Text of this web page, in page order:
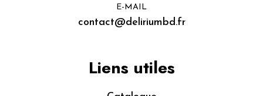
E-MAIL
contact@deliriumbd.fr
Liens utiles